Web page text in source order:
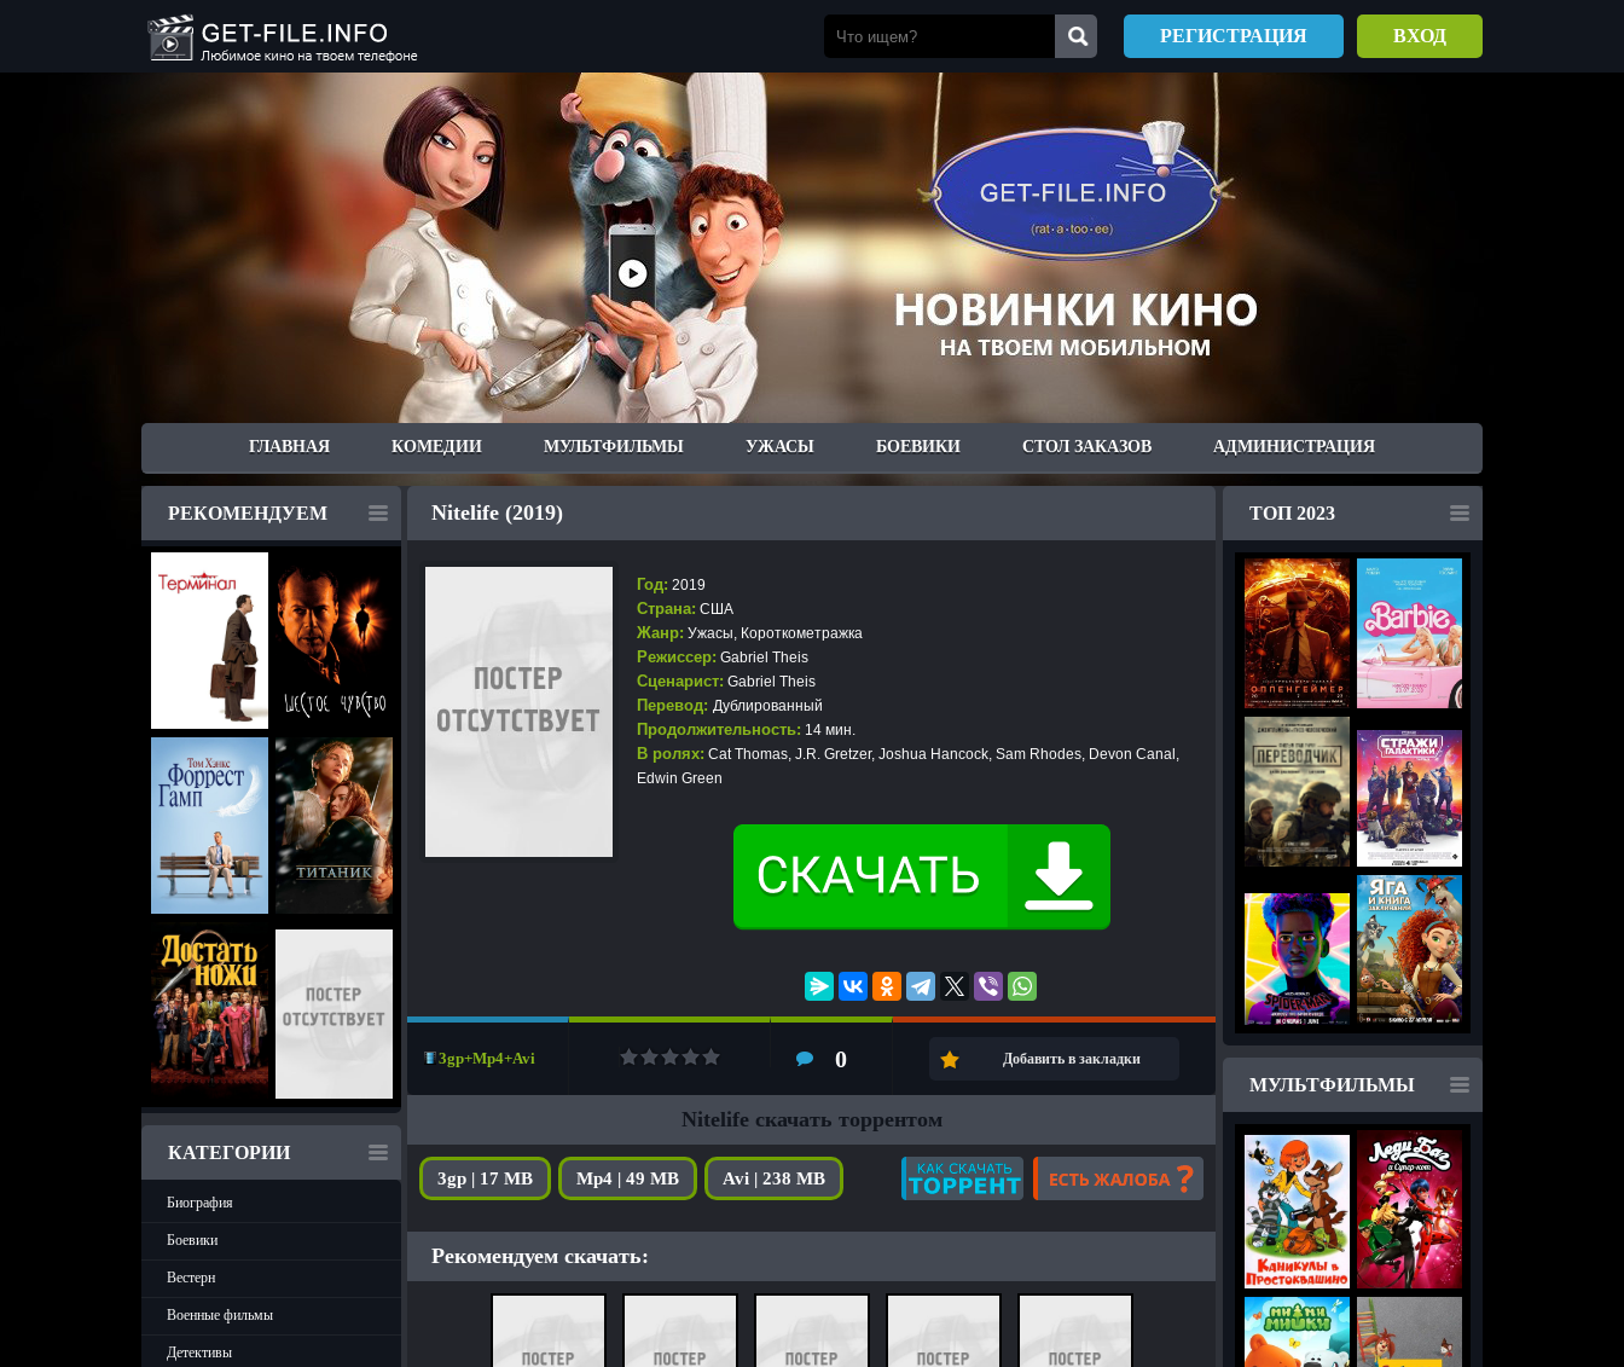
РЕГИСТРАЦИЯ ВХОД
ГЛАВНАЯ КОМЕДИИ МУЛЬТФИЛЬМЫ УЖАСЫ БОЕВИКИ СТОЛ ЗАКАЗОВ АДМИНИСТРАЦИЯ
РЕКОМЕНДУЕМ
КАТЕГОРИИ
Биография
Боевики
Вестерн
Военные фильмы
Детективы
Nitelife (2019)
Год: 2019
Страна: США
Жанр: Ужасы, Короткометражка
Режиссер: Gabriel Theis
Сценарист: Gabriel Theis
Перевод: Дублированный
Продолжительность: 14 мин.
В ролях: Cat Thomas, J.R. Gretzer, Joshua Hancock, Sam Rhodes, Devon Canal,
Edwin Green
3gp+Mp4+Avi 0 Добавить в закладки
Nitelife скачать торрентом
3gp | 17 MB Mp4 | 49 MB Avi | 238 MB
Рекомендуем скачать:
ТОП 2023
МУЛЬТФИЛЬМЫ